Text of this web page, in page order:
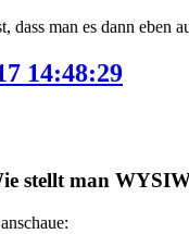
dass man es dann eben
14:48:29
stellt man